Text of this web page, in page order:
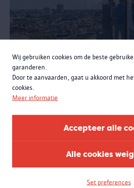
Wij gebruiken cookies om de beste
garanderen.
Door te aanvaarden, gaat u akkoord met
cookies.
Meer informatie
Accepteer alle
Alle cookies
Set preferences
Wandelboulevard en
De wandelboulevard loopt als een glazen
graden uitzicht op de stad, de haven en